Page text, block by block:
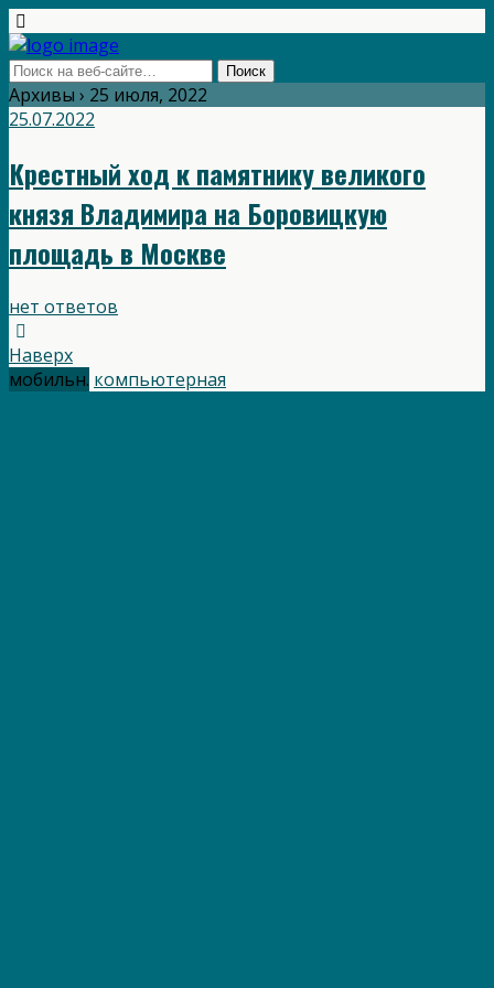
Архивы › 25 июля, 2022
25.07.2022
Крестный ход к памятнику великого
князя Владимира на Боровицкую
площадь в Москве
нет ответов
Наверх
мобильн. компьютерная